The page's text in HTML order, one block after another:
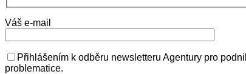
Váš e-mail
Přihlášením k odběru newsletteru Agentury pro
problematice.